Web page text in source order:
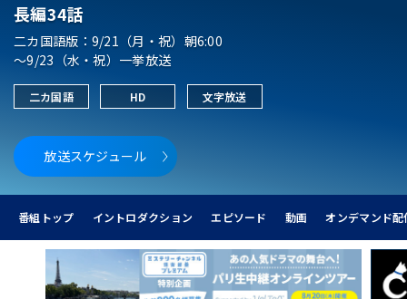
長編34話
二カ国語版：9/21（月・祝）朝6:00
～9/23（水・祝）一挙放送
二カ国語 HD 文字放送
放送スケジュール
番組トップ イントロダクション エピソード 動画 オンデマンド配